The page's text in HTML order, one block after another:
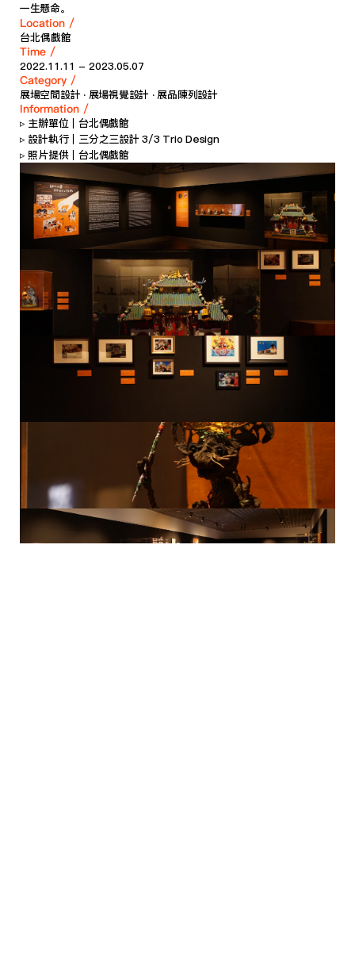
一生懸命。
Location /
台北偶戲館
Time /
2022.11.11 - 2023.05.07
Category /
展場空間設計 ‧ 展場視覺設計 ‧ 展品陳列設計
Information /
▹ 主辦單位｜台北偶戲館
▹ 設計執行｜三分之三設計 3/3 Trio Design
▹ 照片提供｜台北偶戲館